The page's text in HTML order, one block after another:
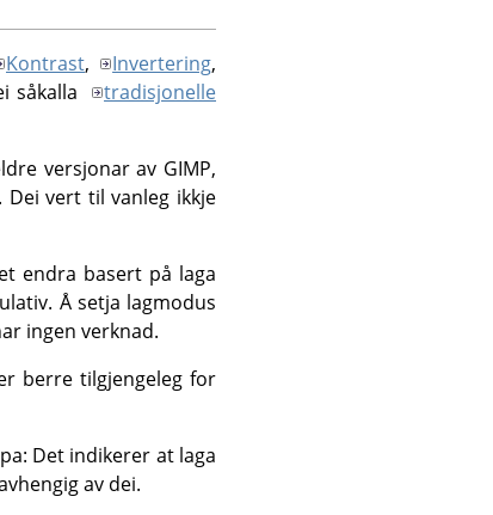
Kontrast, Invertering,
såkalla
tradisjonelle
versjonar av GIMP,
vert til vanleg ikkje
endra basert på laga
Å setja lagmodus
ingen verknad.
berre tilgjengeleg for
Det indikerer at laga
av dei.